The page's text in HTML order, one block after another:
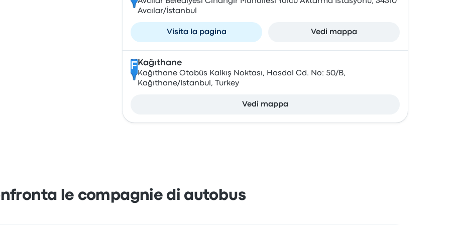
Avcılar/İstanbul
Visita la pagina Vedi mappa
F Kağıthane
Kağıthane Otobüs Kalkış Noktası, Hasdal Cd. No: 50/B,
Kağıthane/Istanbul, Turkey
Vedi mappa
le compagnie di autobus